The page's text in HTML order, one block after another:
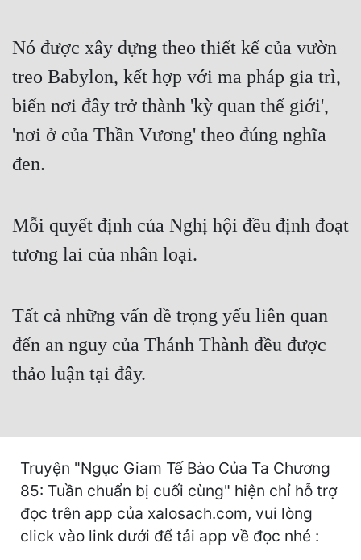
Cung Đấu
Cạnh Kỹ
Cổ Tiên Hiệp
Cổ Đại
Dã Sử
Góc Nhìn Nam
Huyền Nghi
Huyền Ảo
Hài Hước
Nó được xây dựng theo thiết kế của vườn
treo Babylon, kết hợp với ma pháp gia trì,
biến nơi đây trở thành 'kỳ quan thế giới',
'nơi ở của Thần Vương' theo đúng nghĩa
đen.
Mỗi quyết định của Nghị hội đều định đoạt
tương lai của nhân loại.
Tất cả những vấn đề trọng yếu liên quan
đến an nguy của Thánh Thành đều được
thảo luận tại đây.
Truyện "Ngục Giam Tế Bào Của Ta Chương
85: Tuần chuẩn bị cuối cùng" hiện chỉ hỗ trợ
đọc trên app của xalosach.com, vui lòng
click vào link dưới để tải app về đọc nhé :